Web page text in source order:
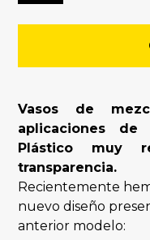
Vasos de
aplicaciones de
Plástico muy
transparencia.
Recientemente
nuevo diseño
anterior modelo: